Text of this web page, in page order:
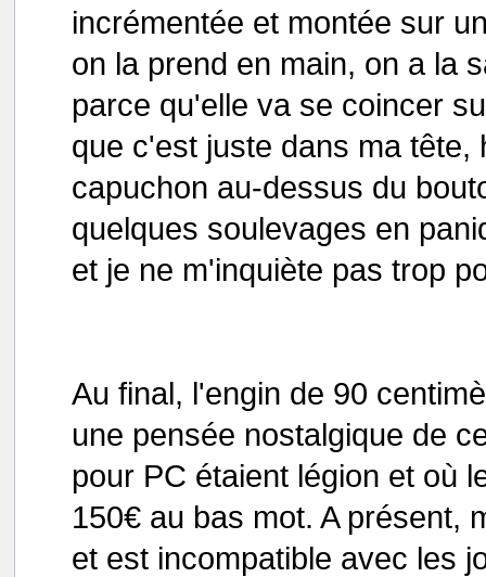
incrémentée et montée sur
on la prend en main, on a la
parce qu'elle va se coincer
que c'est juste dans ma tête,
capuchon au-dessus du
quelques soulevages en
et je ne m'inquiète pas trop
Au final, l'engin de 90
une pensée nostalgique de
pour PC étaient légion et où
150€ au bas mot. A présent,
et est incompatible avec les